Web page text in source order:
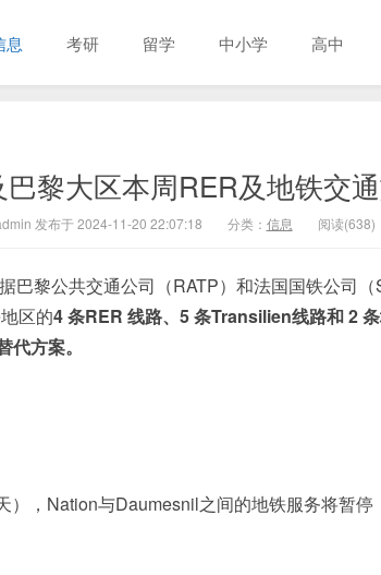
息 考研 留学 中小学 高中
黎大区本周RER及地铁交
发布于 2024-11-20 22:07:18 分类： 信息 阅读(638)
巴黎公共交通公司（RATP）和法国国铁公司
区的4 条RER 线路、5 条Transilien线路和 2
代方案。
），Nation与Daumesnil之间的地铁服务将暂停